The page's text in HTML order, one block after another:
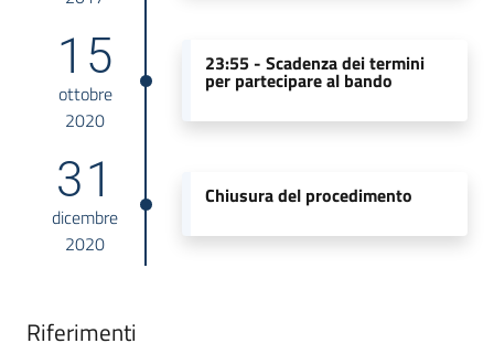
15
ottobre
2020
23:55 - Scadenza dei termini
per partecipare al bando
31
dicembre
2020
Chiusura del procedimento
Riferimenti